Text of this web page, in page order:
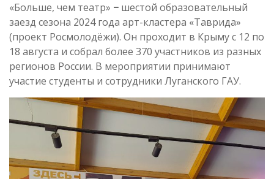
«Больше, чем театр» − шестой образовательный
заезд сезона 2024 года арт-кластера «Таврида»
(проект Росмолодёжи). Он проходит в Крыму с 12 по
18 августа и собрал более 370 участников из разных
регионов России. В мероприятии принимают
участие студенты и сотрудники Луганского ГАУ.